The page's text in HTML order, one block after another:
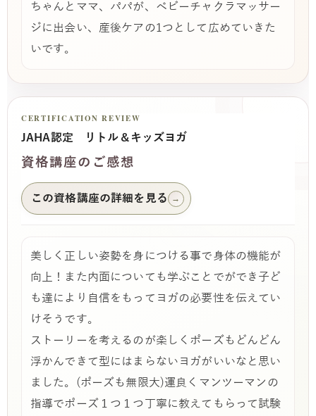
ちゃんとママ、パパが、ベビーチャクラマッサー
ジに出会い、産後ケアの1つとして広めていきた
いです。
CERTIFICATION REVIEW
JAHA認定 リトル＆キッズヨガ
資格講座のご感想
この資格講座の詳細を見る →
美しく正しい姿勢を身につける事で身体の機能が
向上！また内面についても学ぶことでができ子ど
も達により自信をもってヨガの必要性を伝えてい
けそうです。
ストーリーを考えるのが楽しくポーズもどんどん
浮かんできて型にはまらないヨガがいいなと思い
ました。(ポーズも無限大)運良くマンツーマンの
指導でポーズ１つ１つ丁寧に教えてもらって試験